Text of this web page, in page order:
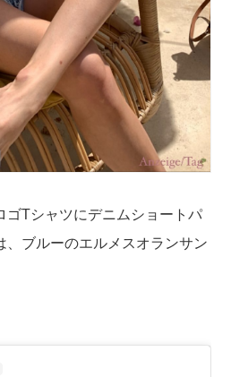
ゴTシャツにデニムショートパ
、ブルーのエルメスオランサン